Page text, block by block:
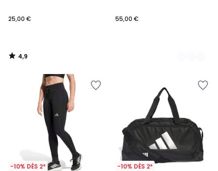
25,00 €
4,9
/
55,00 €
-10% DÈS 2* -10% DÈS 2*